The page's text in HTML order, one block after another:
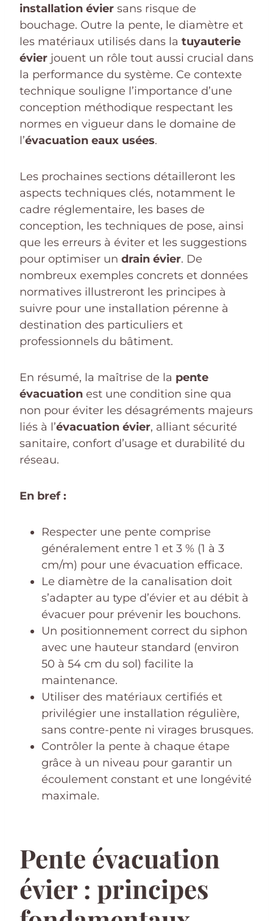
installation évier sans risque de
bouchage. Outre la pente, le diamètre et
les matériaux utilisés dans la tuyauterie
évier jouent un rôle tout aussi crucial dans
la performance du système. Ce contexte
technique souligne l’importance d’une
conception méthodique respectant les
normes en vigueur dans le domaine de
l’évacuation eaux usées.
Les prochaines sections détailleront les
aspects techniques clés, notamment le
cadre réglementaire, les bases de
conception, les techniques de pose, ainsi
que les erreurs à éviter et les suggestions
pour optimiser un drain évier. De
nombreux exemples concrets et données
normatives illustreront les principes à
suivre pour une installation pérenne à
destination des particuliers et
professionnels du bâtiment.
En résumé, la maîtrise de la pente
évacuation est une condition sine qua
non pour éviter les désagréments majeurs
liés à l’évacuation évier, alliant sécurité
sanitaire, confort d’usage et durabilité du
réseau.
En bref :
Respecter une pente comprise
généralement entre 1 et 3 % (1 à 3
cm/m) pour une évacuation efficace.
Le diamètre de la canalisation doit
s’adapter au type d’évier et au débit à
évacuer pour prévenir les bouchons.
Un positionnement correct du siphon
avec une hauteur standard (environ
50 à 54 cm du sol) facilite la
maintenance.
Utiliser des matériaux certifiés et
privilégier une installation régulière,
sans contre-pente ni virages brusques.
Contrôler la pente à chaque étape
grâce à un niveau pour garantir un
écoulement constant et une longévité
maximale.
Pente évacuation
évier : principes